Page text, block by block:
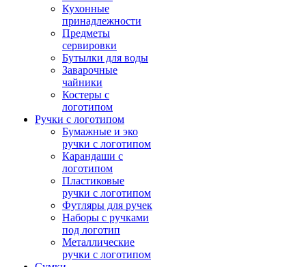
Кухонные
принадлежности
Предметы
сервировки
Бутылки для воды
Заварочные
чайники
Костеры с
логотипом
Ручки с логотипом
Бумажные и эко
ручки с логотипом
Карандаши с
логотипом
Пластиковые
ручки с логотипом
Футляры для ручек
Наборы с ручками
под логотип
Металлические
ручки с логотипом